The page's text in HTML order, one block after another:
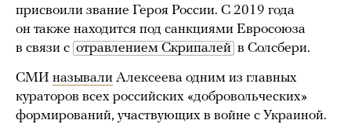
присвоили звание Героя России. С 2019 года
он также находится под санкциями Евросоюза
в связи с отравлением Скрипалей в Солсбери.
СМИ называли Алексеева одним из главных
кураторов всех российских «добровольческих»
формирований, участвующих в войне с Украиной.